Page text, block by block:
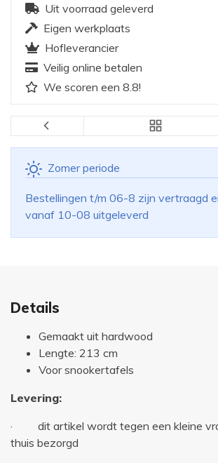
Uit voorraad geleverd
Eigen werkplaats
Hofleverancier
Veilig online betalen
We scoren een 8.8!
Zomer periode
Bestellingen t/m 06-8 zijn vertraagd
vanaf 10-08 uitgeleverd
Details
Gemaakt uit hardwood
Lengte: 213 cm
Voor snookertafels
Levering:
· dit artikel wordt tegen een kleine
thuis bezorgd